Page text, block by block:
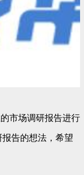
市场调研报告进行
告的想法，希望